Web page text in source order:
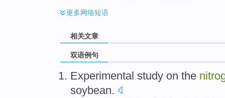
更多网络短语
相关文章
双语例句
Experimental study on the
soybean.